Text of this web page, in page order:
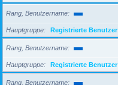
Rang, Benutzername
Hauptgruppe Registrierte Benutzer
Rang, Benutzername
Hauptgruppe Registrierte Benutzer
Rang, Benutzername